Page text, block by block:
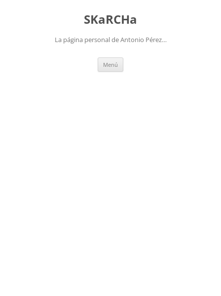
SKaRCHa
La página personal de Antonio Pérez…
Menú